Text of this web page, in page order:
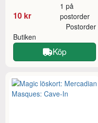
10 kr
1 på
postorder
Butiken
Postorder
Köp